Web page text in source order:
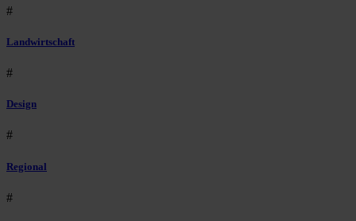
#
Landwirtschaft
#
Design
#
Regional
#